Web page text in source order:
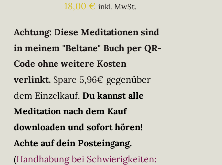
18,00€ inkl. MwSt.
Achtung: Diese Meditationen sind
in meinem "Beltane" Buch per QR-
Code ohne weitere Kosten
verlinkt. Spare 5,96€ gegenüber
dem Einzelkauf. Du kannst alle
Meditation nach dem Kauf
downloaden und sofort hören!
Achte auf dein Posteingang.
(Handhabung bei Schwierigkeiten: